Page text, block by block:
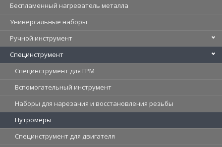
Беспламенный нагреватель металла
Универсальные наборы
Ручной инструмент
Специнструмент
Специнструмент для ГРМ
Вспомогательный инструмент
Наборы для нарезания и восстановления резьбы
Нутромеры
Специнструмент для двигателя